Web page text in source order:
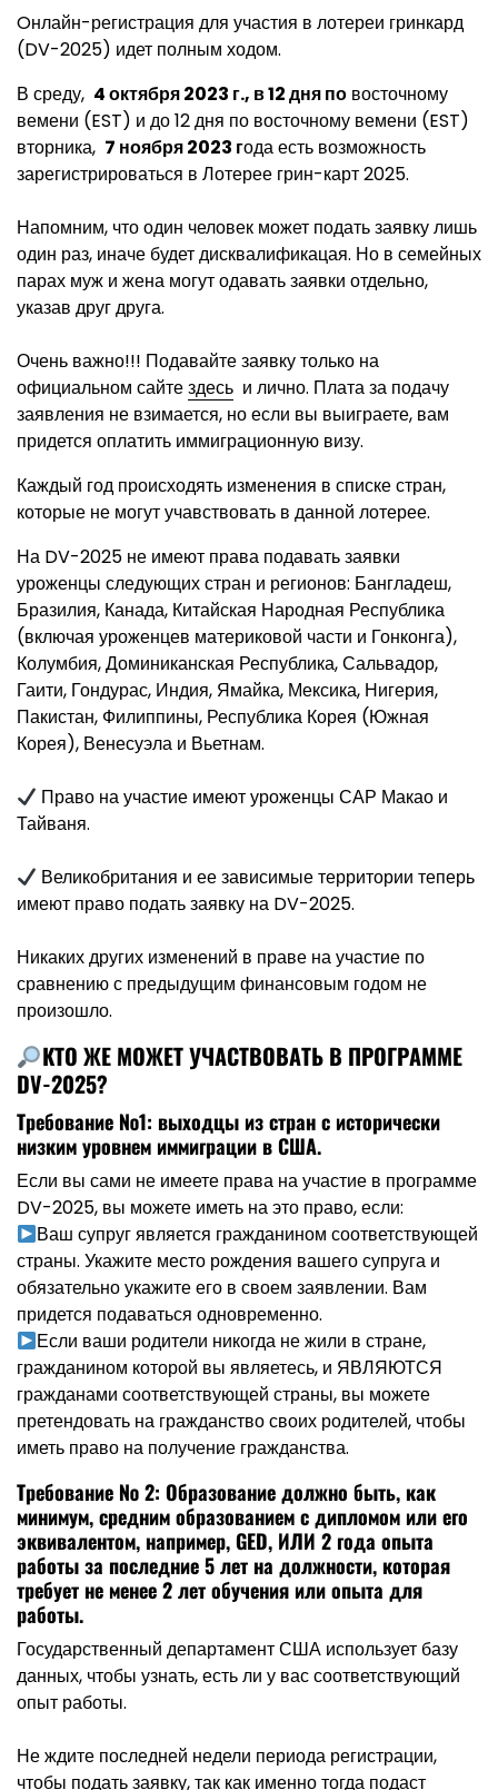
Oнлайн-регистрация для участия в лотереи гринкард
(DV-2025) идет полным ходом.
В среду, 4 октября 2023 г., в 12 дня по восточному
вемени (EST) и до 12 дня по восточному вемени (EST)
вторника, 7 ноября 2023 года есть возможность
зарегистрироваться в Лотерее грин-карт 2025.
Напомним, что один человек может подать заявку лишь
один раз, иначе будет дисквалификацая. Но в семейных
парах муж и жена могут одавать заявки отдельно,
указав друг друга.
Очень важно!!! Подавайте заявку только на
официальном сайтездесь и лично. Плата за подачу
заявления не взимается, но если вы выиграете, вам
придется оплатить иммиграционную визу.
Каждый год происходять изменения в списке стран,
которые не могут учавствовать в данной лотерее.
На DV-2025 не имеют права подавать заявки
уроженцы следующих стран и регионов: Бангладеш,
Бразилия, Канада, Китайская Народная Республика
(включая уроженцев материковой части и Гонконга),
Колумбия, Доминиканская Республика, Сальвадор,
Гаити, Гондурас, Индия, Ямайка, Мексика, Нигерия,
Пакистан, Филиппины, Республика Корея (Южная
Корея), Венесуэла и Вьетнам.
Право на участие имеют уроженцы САР Макао и
Тайваня.
Великобритания и ее зависимые территории теперь
имеют право подать заявку на DV-2025.
Никаких других изменений в праве на участие по
сравнению с предыдущим финансовым годом не
произошло.
КТО ЖЕ МОЖЕТ УЧАСТВОВАТЬ В ПРОГРАММЕ
DV-2025?
Требование №1: выходцы из стран с исторически
низким уровнем иммиграции в США.
Если вы сами не имеете права на участие в программе
DV-2025, вы можете иметь на это право, если:
Ваш супруг является гражданином соответствующей
страны. Укажите место рождения вашего супруга и
обязательно укажите его в своем заявлении. Вам
придется подаваться одновременно.
Если ваши родители никогда не жили в стране,
гражданином которой вы являетесь, и ЯВЛЯЮТСЯ
гражданами соответствующей страны, вы можете
претендовать на гражданство своих родителей, чтобы
иметь право на получение гражданства.
Требование № 2: Образование должно быть, как
минимум, средним образованием с дипломом или его
эквивалентом, например, GED, ИЛИ 2 года опыта
работы за последние 5 лет на должности, которая
требует не менее 2 лет обучения или опыта для
работы.
Государственный департамент США использует базу
данных, чтобы узнать, есть ли у вас соответствующий
опыт работы.
Не ждите последней недели периода регистрации,
чтобы подать заявку, так как именно тогда подаст